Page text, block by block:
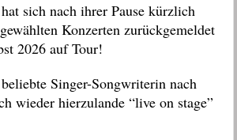
sich nach ihrer Pause kürzlich
Konzerten zurückgemeldet
2026 auf Tour!
Singer-Songwriterin nach
wieder hierzulande “live on stage”